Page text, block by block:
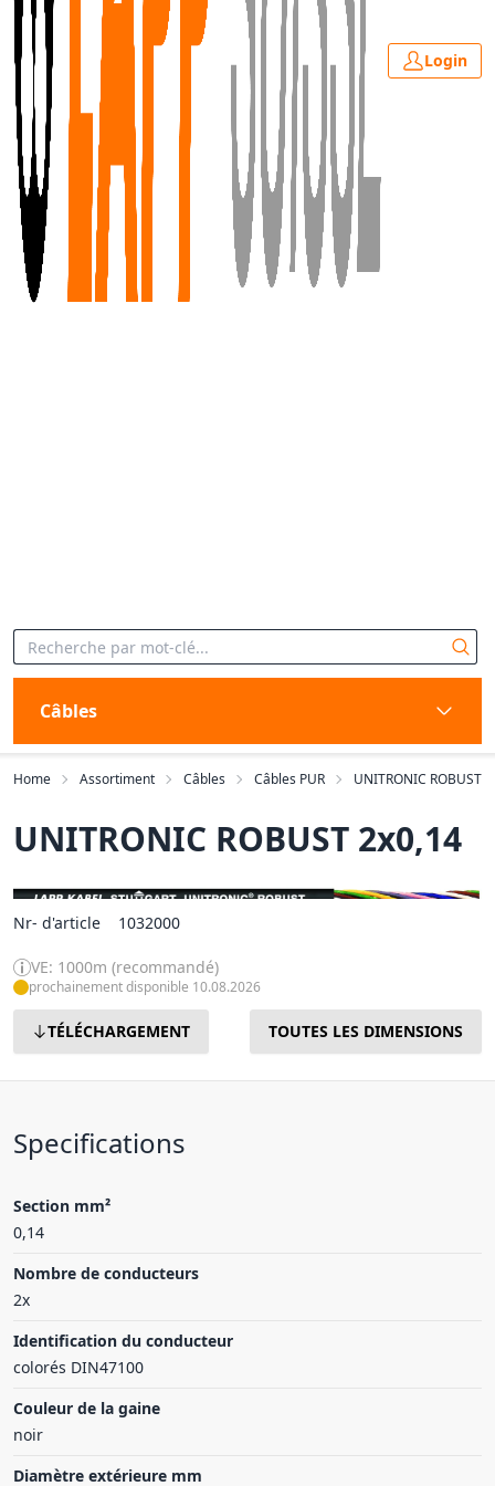
Login
Câbles
Home Assortiment Câbles Câbles PUR UNITRONIC ROBUST
UNITRONIC ROBUST 2x0,14
Nr- d'article 1032000
VE: 1000m (recommandé)
prochainement disponible 10.08.2026
TÉLÉCHARGEMENT TOUTES LES DIMENSIONS
Specifications
Section mm²
0,14
Nombre de conducteurs
2x
Identification du conducteur
colorés DIN47100
Couleur de la gaine
noir
Diamètre extérieure mm